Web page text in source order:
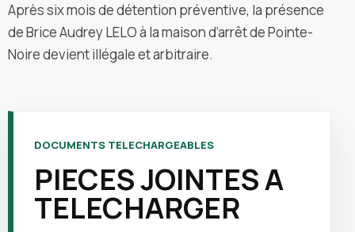
Après six mois de détention préventive, la présence
de Brice Audrey LELO à la maison d’arrêt de Pointe-
Noire devient illégale et arbitraire.
DOCUMENTS TELECHARGEABLES
PIECES JOINTES A
TELECHARGER